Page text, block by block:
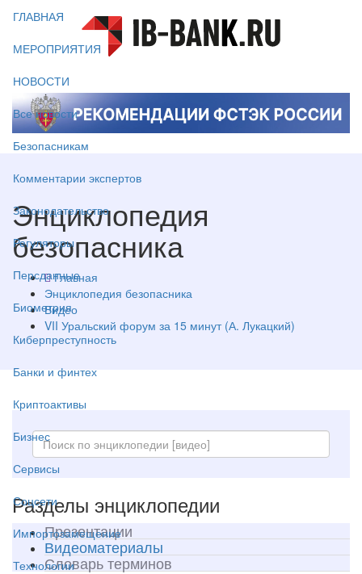
ГЛАВНАЯ
МЕРОПРИЯТИЯ
НОВОСТИ
Все новости
Безопасникам
Комментарии экспертов
Законодательство
Регуляторы
Персданные
Биометрия
Киберпреступность
Банки и финтех
Криптоактивы
Бизнес
Сервисы
Соцсети
Импортозамещение
Технологии
Энциклопедия
безопасника
Главная
Энциклопедия безопасника
Видео
VII Уральский форум за 15 минут (А. Лукацкий)
Разделы энциклопедии
Презентации
Видеоматериалы
Словарь терминов